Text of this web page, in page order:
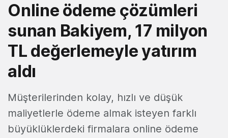
Online ödeme çözümleri
sunan Bakiyem, 17 milyon
TL değerlemeyle yatırım
aldı
Müşterilerinden kolay, hızlı ve düşük
maliyetlerle ödeme almak isteyen farklı
büyüklüklerdeki firmalara online ödeme